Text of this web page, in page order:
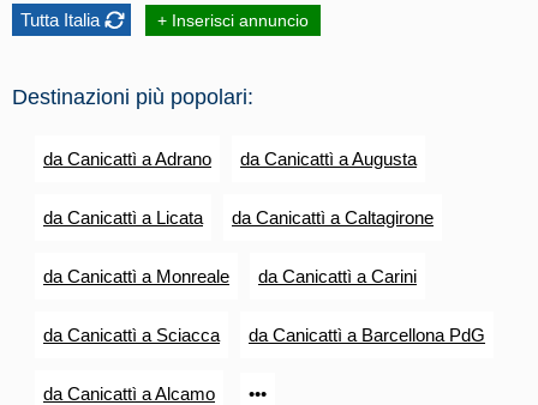
Tutta Italia + Inserisci annuncio
Destinazioni più popolari:
da Canicattì a Adrano da Canicattì a Augusta
da Canicattì a Licata da Canicattì a Caltagirone
da Canicattì a Monreale da Canicattì a Carini
da Canicattì a Sciacca da Canicattì a Barcellona PdG
da Canicattì a Alcamo •••